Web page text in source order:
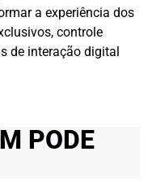
a experiência dos
controle
de interação digital
PODE